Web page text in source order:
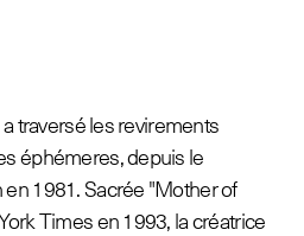
traversé les revirements
éphémeres, depuis le
1981. Sacrée "Mother of
Times en 1993, la créatrice
la Mode Féminine Printemps/Été
© Iulia Matei